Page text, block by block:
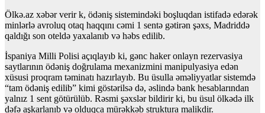
Ölkə.az xəbər verir k, ödəniş sistemindəki boşluqdan istifadə edərək
minlərlə avroluq otaq haqqını cəmi 1 sentə gətirən şəxs, Madriddə
qaldığı son oteldə yaxalanıb və həbs edilib.
İspaniya Milli Polisi açıqlayıb ki, gənc haker onlayn rezervasiya
saytlarının ödəniş doğrulama mexanizmini manipulyasiya edən
xüsusi proqram təminatı hazırlayıb. Bu üsulla əməliyyatlar sistemdə
“tam ödəniş edilib” kimi göstərilsə də, əslində bank hesablarından
yalnız 1 sent götürülüb. Rəsmi şəxslər bildirir ki, bu üsul ölkədə ilk
dəfə aşkarlanıb və olduqca mürəkkəb struktura malikdir.